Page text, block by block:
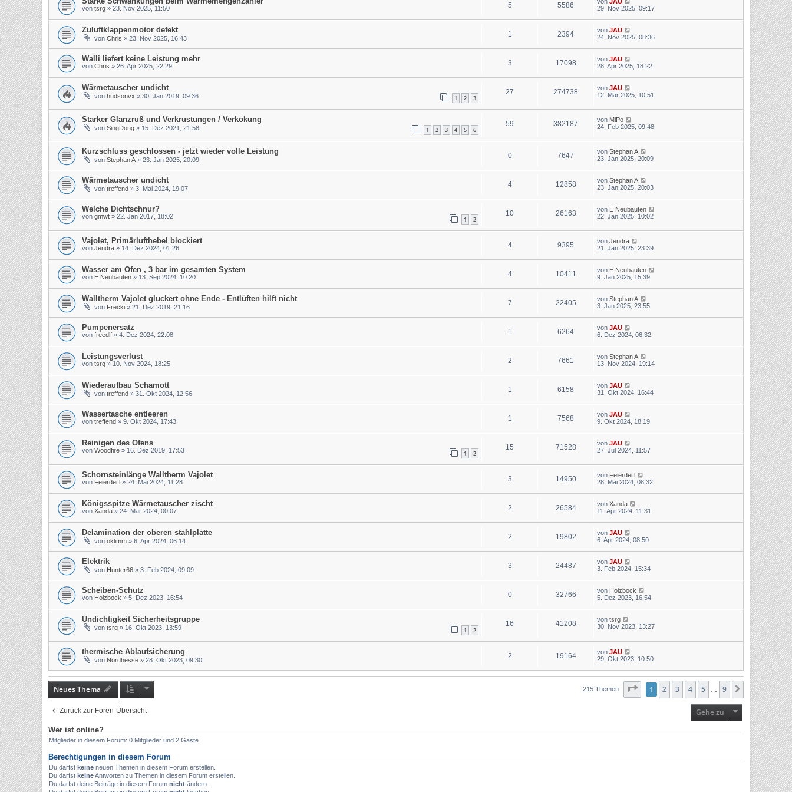
von tsrg » 23. Nov 2025, 11:50 5 5586
29. Nov 2025, 09:17
Zuluftklappenmotor defekt
von Chris » 23. Nov 2025, 16:43 1 2394 von JAU
24. Nov 2025, 08:36
Walli liefert keine Leistung mehr
von Chris » 26. Apr 2025, 22:29 3 17098 von JAU
28. Apr 2025, 18:22
Wärmetauscher undicht
von hudsonvx » 30. Jan 2019, 09:36 1 2 3
27 274738 von JAU
12. Mär 2025, 10:51
Starker Glanzruß und Verkrustungen / Verkokung
von SingDong » 15. Dez 2021, 21:58 1 2 3 4 5 6
59 382187 von MiPo
24. Feb 2025, 09:48
Kurzschluss geschlossen - jetzt wieder volle Leistung
von Stephan A » 23. Jan 2025, 20:09 0 7647 von Stephan A
23. Jan 2025, 20:09
Wärmetauscher undicht
von treffend » 3. Mai 2024, 19:07 4 12858 von Stephan A
23. Jan 2025, 20:03
Welche Dichtschnur?
von gmwt » 22. Jan 2017, 18:02 1 2
10 26163 von E Neubauten
22. Jan 2025, 10:02
Vajolet, Primärlufthebel blockiert
von Jendra » 14. Dez 2024, 01:26 4 9395 von Jendra
21. Jan 2025, 23:39
Wasser am Ofen , 3 bar im gesamten System
von E Neubauten » 13. Sep 2024, 10:20 4 10411 von E Neubauten
9. Jan 2025, 15:39
Walltherm Vajolet gluckert ohne Ende - Entlüften hilft nicht
von Frecki » 21. Dez 2019, 21:16 7 22405 von Stephan A
3. Jan 2025, 23:55
Pumpenersatz
von freedlf » 4. Dez 2024, 22:08 1 6264 von JAU
6. Dez 2024, 06:32
Leistungsverlust
von tsrg » 10. Nov 2024, 18:25 2 7661 von Stephan A
13. Nov 2024, 19:14
Wiederaufbau Schamott
von treffend » 31. Okt 2024, 12:56 1 6158 von JAU
31. Okt 2024, 16:44
Wassertasche entleeren
von treffend » 9. Okt 2024, 17:43 1 7568 von JAU
9. Okt 2024, 18:19
Reinigen des Ofens
von Woodfire » 16. Dez 2019, 17:53 1 2
15 71528 von JAU
27. Jul 2024, 11:57
Schornsteinlänge Walltherm Vajolet
von Feierdeifl » 24. Mai 2024, 11:28 3 14950 von Feierdeifl
28. Mai 2024, 08:32
Königsspitze Wärmetauscher zischt
von Xanda » 24. Mär 2024, 00:07 2 26584 von Xanda
11. Apr 2024, 11:31
Delamination der oberen stahlplatte
von oklimm » 6. Apr 2024, 06:14 2 19802 von JAU
6. Apr 2024, 08:50
Elektrik
von Hunter66 » 3. Feb 2024, 09:09 3 24487 von JAU
3. Feb 2024, 15:34
Scheiben-Schutz
von Holzbock » 5. Dez 2023, 16:54 0 32766 von Holzbock
5. Dez 2023, 16:54
Undichtigkeit Sicherheitsgruppe
von tsrg » 16. Okt 2023, 13:59 1 2
16 41208 von tsrg
30. Nov 2023, 13:27
thermische Ablaufsicherung
von Nordhesse » 28. Okt 2023, 09:30 2 19164 von JAU
29. Okt 2023, 10:50
Neues Thema 215 Themen Seite von9
1 2 3 4 5 9 Nächste
Zurück zur Foren-Übersicht Gehe zu
Wer ist online?
Mitglieder in diesem Forum: 0 Mitglieder und 2 Gäste
Berechtigungen in diesem Forum
Du darfst keine neuen Themen in diesem Forum erstellen.
Du darfst keineAntworten zu Themen in diesem Forum erstellen.
Du darfst deine Beiträge in diesem Forum nicht ändern.